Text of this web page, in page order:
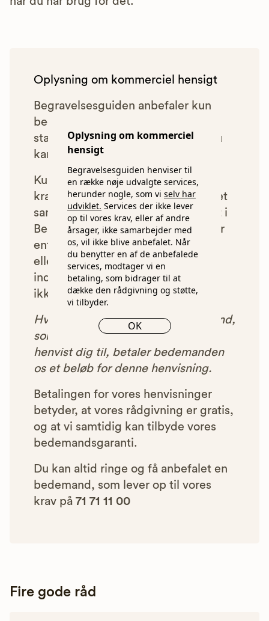
Oplysning om kommerciel
hensigt
Begravelsesguiden henviser til
en række nøje udvalgte services,
herunder nogle, som vi selv har
udviklet. Services der ikke lever
op til vores krav, eller af andre
årsager, ikke samarbejder med
os, vil ikke blive anbefalet. Når
du benytter en af de anbefalede
services, modtager vi en
betaling, som bidrager til at
dække den rådgivning og støtte,
vi tilbyder.
OK
Oplysning om kommerciel hensigt
Begravelsesguiden anbefaler kun
bedemænd, der lever op til vores
statistiske pris- og kvalitetskrav. Du
kan læse mere om vores krav
Kun bedemænd der lever op til
kravene har mulighed for at indgå et
samarbejde med os om at blive vist i
Begravelsesguiden. Bedemænd der
enten ikke lever op til vores krav,
eller som af andre årsager ikke har
indgået et samarbejde med os, vil
ikke blive vist i vores anbefalinger.
Hver gang du benytter en bedemand,
som vi har godkendt, anbefalet og
henvist dig til, betaler bedemanden
os et beløb for denne henvisning.
Betalingen for vores henvisninger
betyder, at vores rådgivning er gratis,
og at vi samtidig kan tilbyde vores
bedemandsgaranti.
Du kan altid ringe og få anbefalet en
bedemand, som lever op til vores
krav på 71 71 11 00
Fire gode råd